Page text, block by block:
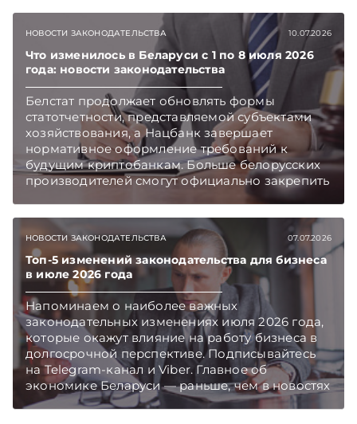
НОВОСТИ ЗАКОНОДАТЕЛЬСТВА 10.07.2026
Что изменилось в Беларуси с 1 по 8 июля 2026
года: новости законодательства
Белстат продолжает обновлять формы
статотчетности, представляемой субъектами
хозяйствования, а Нацбанк завершает
нормативное оформление требований к
будущим криптобанкам. Больше белорусских
производителей смогут официально закрепить
за своей продукцией статус «Сделано в
воспользоваться механизмом экспортного
кредитования для реализации своих товаров
партнерам из Мьянмы. Об этих и других
новостях – в обзоре правовых актов,
опубликованных в первую неделю июля.
Подписывайтесь на Telegram‑канал и Viber.
Главное об экономике Беларуси — раньше,
чем в новостях TelegramViber
НОВОСТИ ЗАКОНОДАТЕЛЬСТВА 07.07.2026
Топ-5 изменений законодательства для бизнеса
в июле 2026 года
Напоминаем о наиболее важных
законодательных изменениях июля 2026 года,
которые окажут влияние на работу бизнеса в
долгосрочной перспективе. Подписывайтесь
на Telegram‑канал и Viber. Главное об
экономике Беларуси — раньше, чем в новостях
TelegramViber